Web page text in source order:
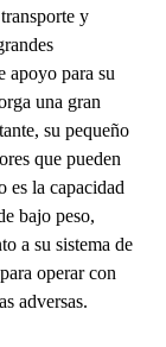
y
apoyo para su
una gran
su pequeño
que pueden
es la capacidad
bajo peso,
a su sistema de
operar con
adversas.